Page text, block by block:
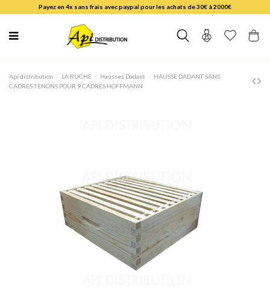
Payez en 4x sans frais avec paypal pour les achats de 30€ à 2000€
Api distribution LA RUCHE Hausses Dadant
HAUSSE DADANT SANS
CADRES TENONS POUR 9 CADRES HOFFMANN